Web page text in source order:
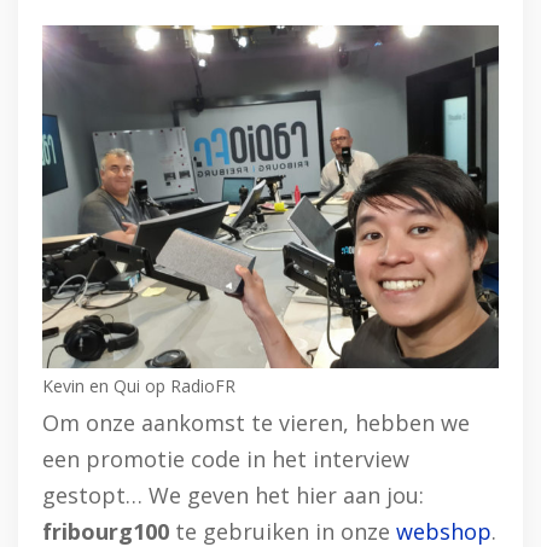
Kevin en Qui op RadioFR
Om onze aankomst te vieren, hebben we
een promotie code in het interview
gestopt… We geven het hier aan jou:
fribourg100 te gebruiken in onze webshop.